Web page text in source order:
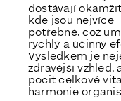
dostávají
kde jsou nejvíce
potřebné, což
rychlý a účinný
Výsledkem je
zdravější vzhled,
pocit celkové
harmonie